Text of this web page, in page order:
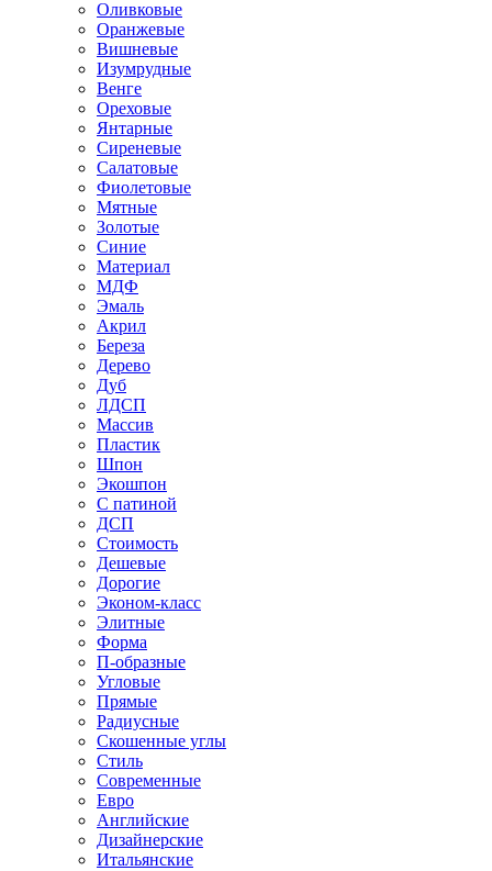
Оливковые
Оранжевые
Вишневые
Изумрудные
Венге
Ореховые
Янтарные
Сиреневые
Салатовые
Фиолетовые
Мятные
Золотые
Синие
Материал
МДФ
Эмаль
Акрил
Береза
Дерево
Дуб
ЛДСП
Массив
Пластик
Шпон
Экошпон
С патиной
ДСП
Стоимость
Дешевые
Дорогие
Эконом-класс
Элитные
Форма
П-образные
Угловые
Прямые
Радиусные
Скошенные углы
Стиль
Современные
Евро
Английские
Дизайнерские
Итальянские